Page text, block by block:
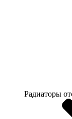
Радиаторы